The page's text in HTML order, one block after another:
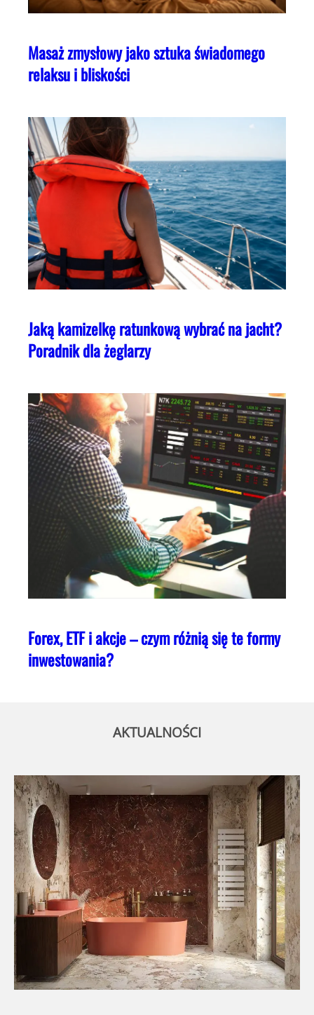
Masaż zmysłowy jako sztuka świadomego
relaksu i bliskości
Jaką kamizelkę ratunkową wybrać na jacht?
Poradnik dla żeglarzy
Forex, ETF i akcje – czym różnią się te formy
inwestowania?
AKTUALNOŚCI